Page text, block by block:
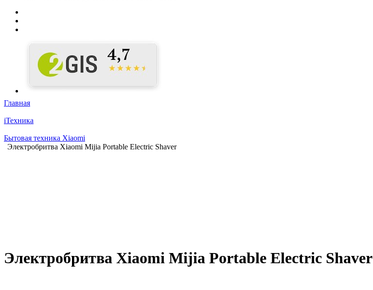
Главная
iТехника
Бытовая техника Xiaomi
Электробритва Xiaomi Mijia Portable Electric Shaver
Электробритва Xiaomi Mijia Portable Electric Shaver